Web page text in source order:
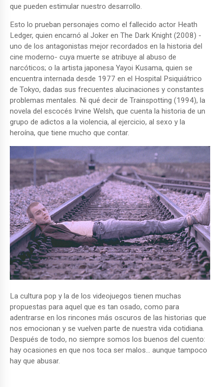
que pueden estimular nuestro desarrollo.
Esto lo prueban personajes como el fallecido actor Heath
Ledger, quien encarnó al Joker en The Dark Knight (2008) -
uno de los antagonistas mejor recordados en la historia del
cine moderno- cuya muerte se atribuye al abuso de
narcóticos; o la artista japonesa Yayoi Kusama, quien se
encuentra internada desde 1977 en el Hospital Psiquiátrico
de Tokyo, dadas sus frecuentes alucinaciones y constantes
problemas mentales. Ni qué decir de Trainspotting (1994), la
novela del escocés Irvine Welsh, que cuenta la historia de un
grupo de adictos a la violencia, al ejercicio, al sexo y la
heroína, que tiene mucho que contar.
La cultura pop y la de los videojuegos tienen muchas
propuestas para aquel que es tan osado, como para
adentrarse en los rincones más oscuros de las historias que
nos emocionan y se vuelven parte de nuestra vida cotidiana.
Después de todo, no siempre somos los buenos del cuento:
hay ocasiones en que nos toca ser malos… aunque tampoco
hay que abusar.